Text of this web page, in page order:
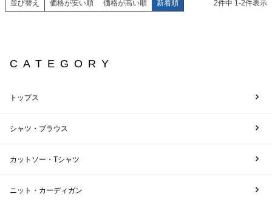
並び替え 価格が安い順 価格が高い順 新着順 2件中 1-2件表示
CATEGORY
トップス
シャツ・ブラウス
カットソー・Tシャツ
ニット・カーディガン